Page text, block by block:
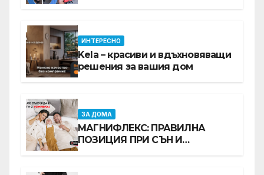
ИНТЕРЕСНО
Kela – красиви и вдъхновяващи
решения за вашия дом
ЗА ДОМА
МАГНИФЛЕКС: ПРАВИЛНА
ПОЗИЦИЯ ПРИ СЪН И